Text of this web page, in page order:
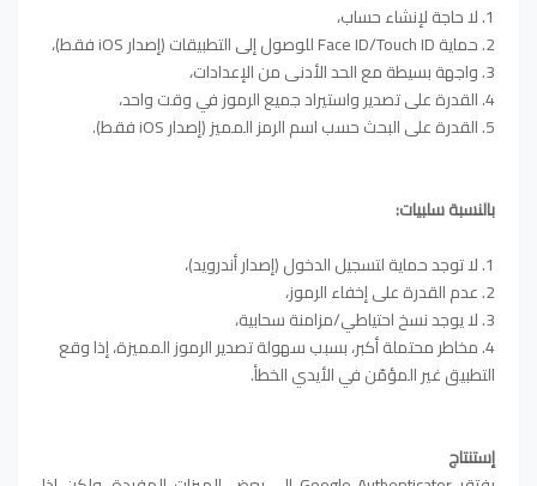
1. لا حاجة لإنشاء حساب،
2. حماية Face ID/Touch ID للوصول إلى التطبيقات (إصدار iOS فقط)،
3. واجهة بسيطة مع الحد الأدنى من الإعدادات،
4. القدرة على تصدير واستيراد جميع الرموز في وقت واحد،
5. القدرة على البحث حسب اسم الرمز المميز (إصدار iOS فقط).
بالنسبة سلبيات:
1. لا توجد حماية لتسجيل الدخول (إصدار أندرويد)،
2. عدم القدرة على إخفاء الرموز،
3. لا يوجد نسخ احتياطي/مزامنة سحابية،
4. مخاطر محتملة أكبر، بسبب سهولة تصدير الرموز المميزة، إذا وقع
التطبيق غير المؤمّن في الأيدي الخطأ.
إستنتاج